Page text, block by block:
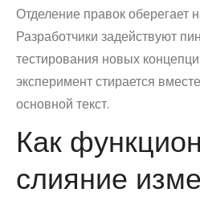
Отделение правок оберегает
Разработчики задействуют
тестирования новых
эксперимент стирается
основной текст.
Как
слияние